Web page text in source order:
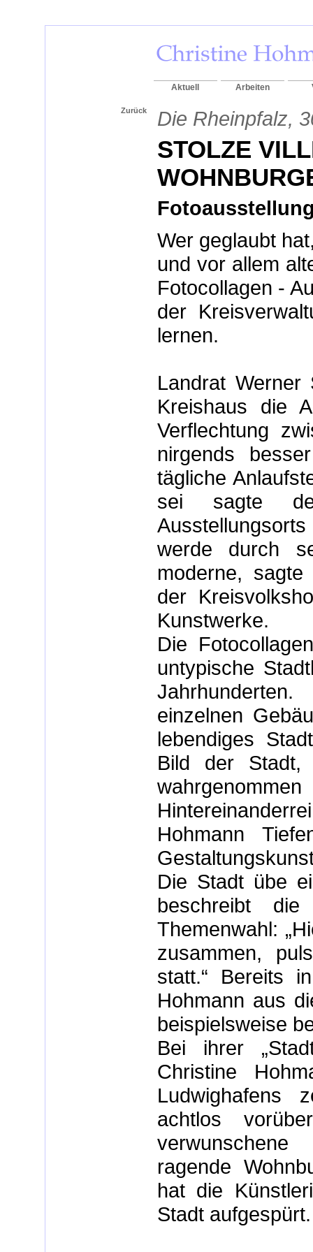
Aktuell Arbeiten
Zurück Die Rheinpfalz,
STOLZE
Wer geglaubt
und vor allem
Fotocollagen -
der
lernen.
Landrat Werner
Kreishaus die
Verflechtung
nirgends
tägliche
sei sagte
werde durch
moderne,
der
Kunstwerke.
Die
untypische
einzelnen
lebendiges
Bild der
Hohmann
Die Stadt übe
beschreibt die
Themenwahl:
zusammen,
statt.“ Bereits
Hohmann aus
beispielsweise
Bei ihrer
Christine
Ludwighafens
achtlos
ragende
hat die
Stadt